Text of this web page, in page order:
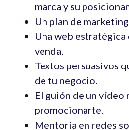
marca y su
Un plan de
Una web estratégica
venda.
Textos persuasivos
de tu negocio.
El guión de un vídeo
promocionarte.
Mentoría en redes